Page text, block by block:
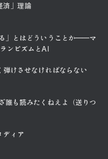
済」理論
」とはどういうことか――マ
ンピズムとAI
けさせなければならない
誰も読みたくねえよ（送りつ
ディア